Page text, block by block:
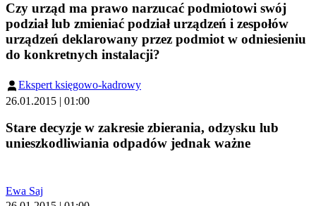
Czy urząd ma prawo narzucać podmiotowi swój
podział lub zmieniać podział urządzeń i zespołów
urządzeń deklarowany przez podmiot w odniesieniu
do konkretnych instalacji?
Ekspert księgowo-kadrowy
26.01.2015 | 01:00
Stare decyzje w zakresie zbierania, odzysku lub
unieszkodliwiania odpadów jednak ważne
Ewa Saj